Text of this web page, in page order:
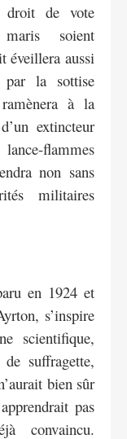
droit de vote
soient
aussi
par la sottise
à la
extincteur
flammes
non sans
militaires
en 1924 et
s’inspire
scientifique,
suffragette,
bien sûr
pas
convaincu.